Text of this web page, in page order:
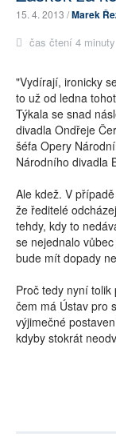
15. 4. 2013 /Marek
čas čtení 4 minuty
"Vydírají, ironicky
to už od ledna
Týkala se snad
divadla Ondřeje
šéfa Opery
Národního divadla
Ale kdež. V
že ředitelé
tehdy, kdy to
se nejednalo
bude mít dopady
Proč tedy nyní
čem má Ústav pro
výjimečné
kdyby stokrát